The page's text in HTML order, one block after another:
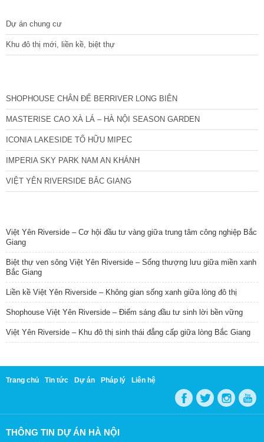
Dự án chung cư
Khu đô thị mới, liền kề, biệt thự
SHOPHOUSE CHÂN ĐẾ BERRIVER LONG BIÊN
MASTERISE CAO XÀ LÁ – HÀ NỘI SEASON GARDEN
ICONIA LAKESIDE TỐ HỮU MIPEC
IMPERIA SKY PARK NAM AN KHÁNH
VIỆT YÊN RIVERSIDE BẮC GIANG
Việt Yên Riverside – Cơ hội đầu tư vàng giữa trung tâm công nghiệp Bắc
Giang
Biệt thự ven sông Việt Yên Riverside – Sống thượng lưu giữa miền xanh
Bắc Giang
Liền kề Việt Yên Riverside – Không gian sống xanh giữa lòng đô thị
Shophouse Việt Yên Riverside – Điểm sáng đầu tư sinh lời bền vững
Việt Yên Riverside – Khu đô thị sinh thái đẳng cấp giữa lòng Bắc Giang
Trang chủ Tin tức Dự án Pháp lý Liên hệ
THÔNG TIN DỰ ÁN HÀ NỘI